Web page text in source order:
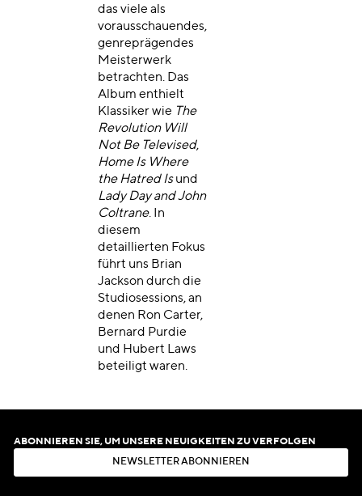
das viele als
vorausschauendes,
genreprägendes
Meisterwerk
betrachten. Das
Album enthielt
Klassiker wie The
Revolution Will
Not Be Televised,
Home Is Where
the Hatred Isund
Lady Day and John
Coltrane. In
diesem
detaillierten Fokus
führt uns Brian
Jackson durch die
Studiosessions, an
denen Ron Carter,
Bernard Purdie
und Hubert Laws
beteiligt waren.
ABONNIEREN SIE, UM UNSERE NEUIGKEITEN ZU VERFOLGEN
N EWSLET ERABON N EREN